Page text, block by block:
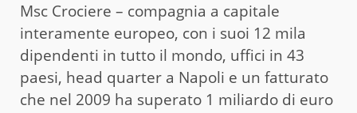
Msc Crociere – compagnia a capitale
interamente europeo, con i suoi 12 mila
dipendenti in tutto il mondo, uffici in 43
paesi, head quarter a Napoli e un fatturato
che nel 2009 ha superato 1 miliardo di euro